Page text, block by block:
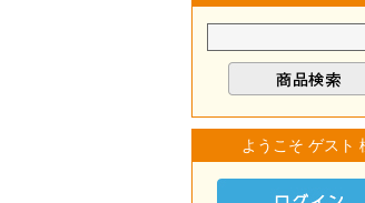
ようこそ ゲスト